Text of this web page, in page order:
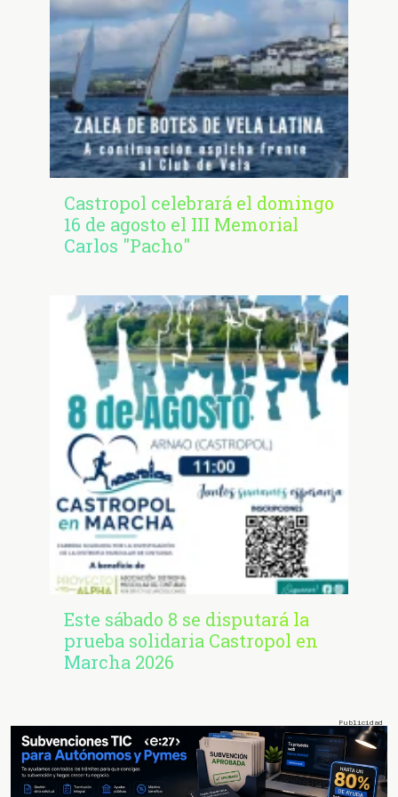
Castropol celebrará el domingo
16 de agosto el III Memorial
Carlos "Pacho"
Este sábado 8 se disputará la
prueba solidaria Castropol en
Marcha 2026